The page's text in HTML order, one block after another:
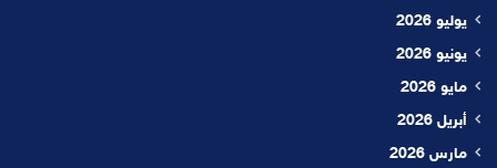
يوليو 2026
يونيو 2026
مايو 2026
أبريل 2026
مارس 2026